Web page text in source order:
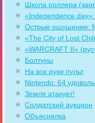
Школа роллера
«Independence
Острые ощущения:
«The City of Lost
«WARCRAFT II»
Болтуны
На все руки пульт
Nintendo: 64
Земля атакует!
Солдатский аукцион
Объяснялка